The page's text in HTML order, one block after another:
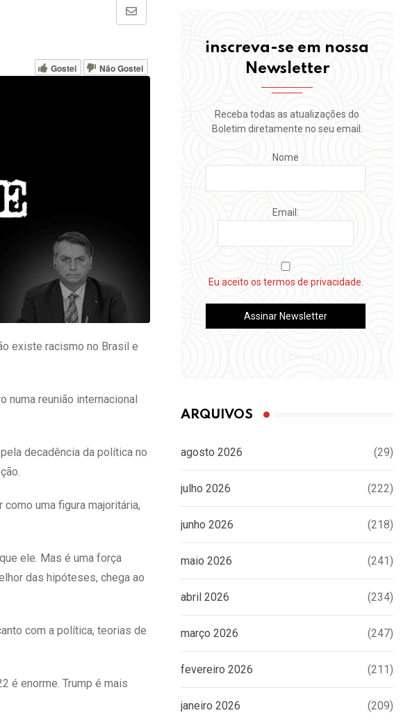
Share
Email
Gostei Não Gostei
existe racismo no Brasil e
reunião internacional
decadência da política no
uma figura majoritária,
ele. Mas é uma força
das hipóteses, chega ao
com a política, teorias de
é enorme. Trump é mais
inscreva-se em nossa
Newsletter
Receba todas as atualizações do
Boletim diretamente no seu email.
Nome
Email:
Eu aceito os termos de privacidade.
ARQUIVOS
agosto 2026 (29)
julho 2026 (222)
junho 2026 (218)
maio 2026 (241)
abril 2026 (234)
março 2026 (247)
fevereiro 2026 (211)
janeiro 2026 (209)